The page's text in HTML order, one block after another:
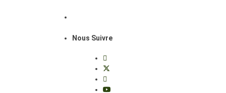
Nous Suivre